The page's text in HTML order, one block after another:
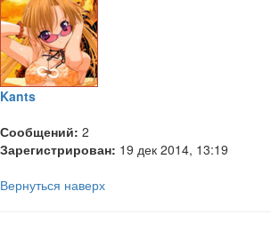
Kants
Сообщений: 2
Зарегистрирован: 19 дек 2014, 13:19
Вернуться наверх